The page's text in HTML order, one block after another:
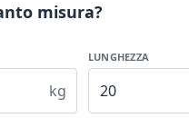
misura?
kg
LUNGHEZZA